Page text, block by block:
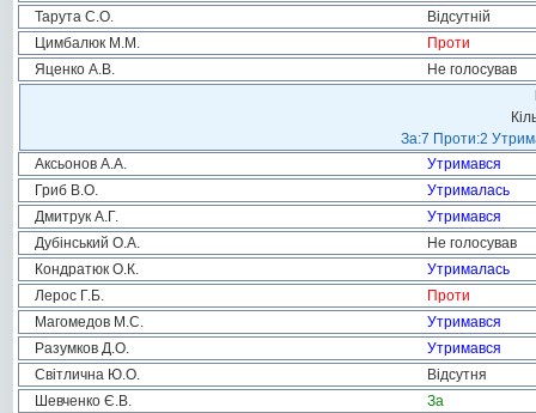
Тарута С.О.
Відсутній
Цимбалюк М.М.
Проти
Яценко А.В.
Не голосував
За:7 Проти:2
Аксьонов А.А.
Утримався
Гриб В.О.
Утрималась
Дмитрук А.Г.
Утримався
Дубінський О.А.
Не голосував
Кондратюк О.К.
Утрималась
Лерос Г.Б.
Проти
Магомедов М.С.
Утримався
Разумков Д.О.
Утримався
Світлична Ю.О.
Відсутня
Шевченко Є.В.
За